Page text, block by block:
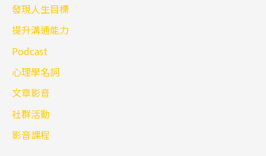
發現人生目標
提升溝通能力
Podcast
心理學名詞
文章影音
社群活動
影音課程